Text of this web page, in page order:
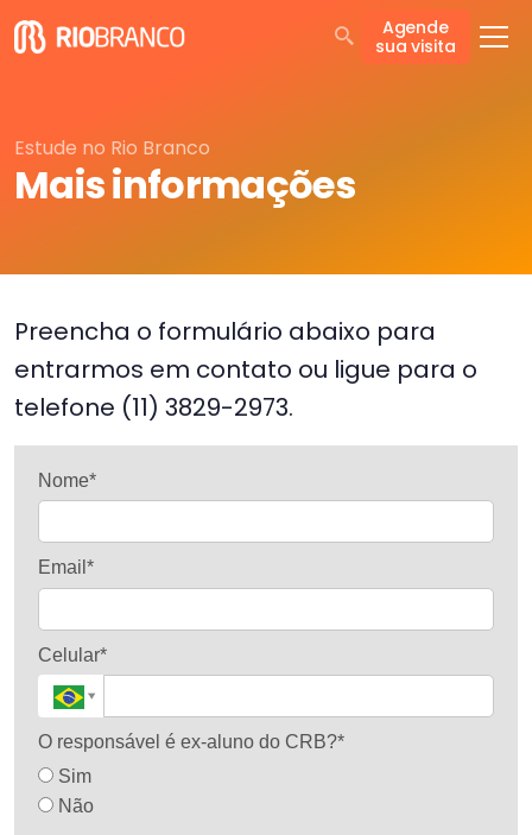
Agende
sua visita
Estude no Rio Branco
Mais informações
Preencha o formulário abaixo para
entrarmos em contato ou ligue para o
telefone (11) 3829-2973.
Nome*
Email*
Celular*
O responsável é ex-aluno do CRB?*
Sim
Não